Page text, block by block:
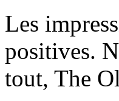
Les
positives.
tout, The